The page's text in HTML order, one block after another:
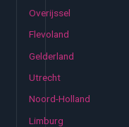
Overijssel
Flevoland
Gelderland
Utrecht
Noord-Holland
Limburg